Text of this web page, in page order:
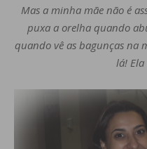
Mas a minha mãe não é
puxa a orelha quando
quando vê as bagunças na
lá! Ela